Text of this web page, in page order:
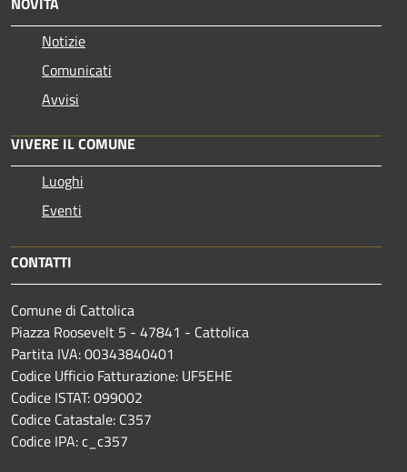
Notizie
Comunicati
Avvisi
VIVERE IL COMUNE
Luoghi
Eventi
CONTATTI
Comune di Cattolica
Piazza Roosevelt 5 - 47841 - Cattolica
Partita IVA: 00343840401
Codice Ufficio Fatturazione: UF5EHE
Codice ISTAT: 099002
Codice Catastale: C357
Codice IPA: c_c357